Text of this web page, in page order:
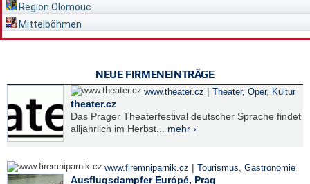
Region Olomouc
Mittelböhmen
NEUE FIRMENEINTRÄGE
www.theater.cz | Theater, Oper, Kultur
theater.cz
Das Prager Theaterfestival deutscher Sprache findet
alljährlich im Herbst... mehr ›
www.firemniparnik.cz | Tourismus Gastronomie
Ausflugsdampfer Európé, Prag